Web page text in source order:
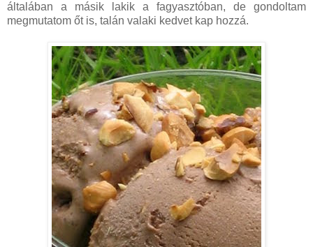
általában a másik lakik a fagyasztóban, de gondoltam
megmutatom őt is, talán valaki kedvet kap hozzá.